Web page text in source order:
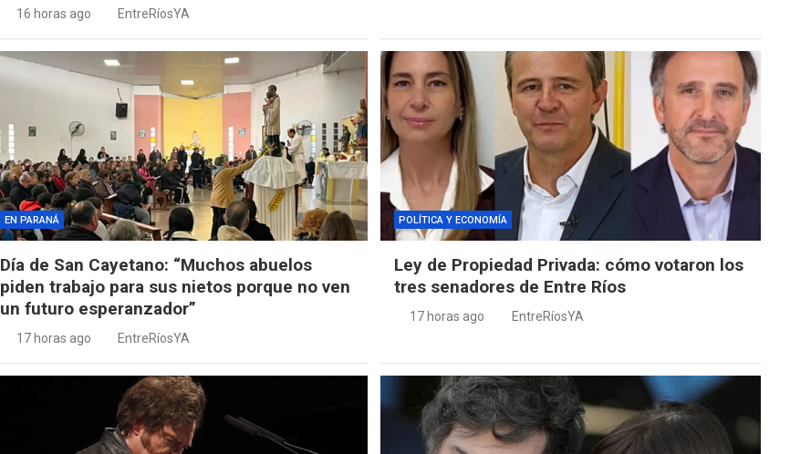
16 horas ago EntreRíosYA
EN PARANÁ
Día de San Cayetano: “Muchos abuelos
piden trabajo para sus nietos porque no ven
un futuro esperanzador”
17 horas ago EntreRíosYA
POLÍTICA Y ECONOMÍA
Ley de Propiedad Privada: cómo votaron los
tres senadores de Entre Ríos
17 horas ago EntreRíosYA